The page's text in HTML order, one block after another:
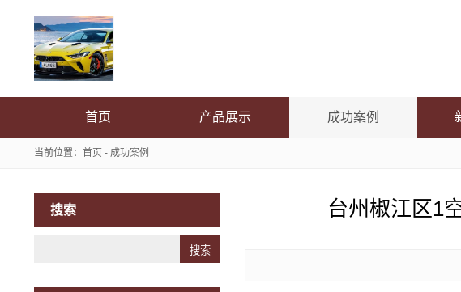
首页 产品展示 成功案例
当前位置： 首页 - 成功案例
搜索 台州椒江区1